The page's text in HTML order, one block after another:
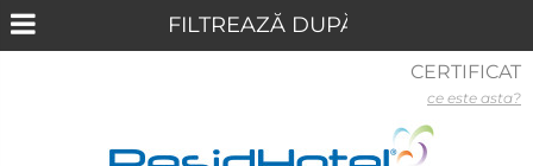
CERTIFICAT
ce este asta?